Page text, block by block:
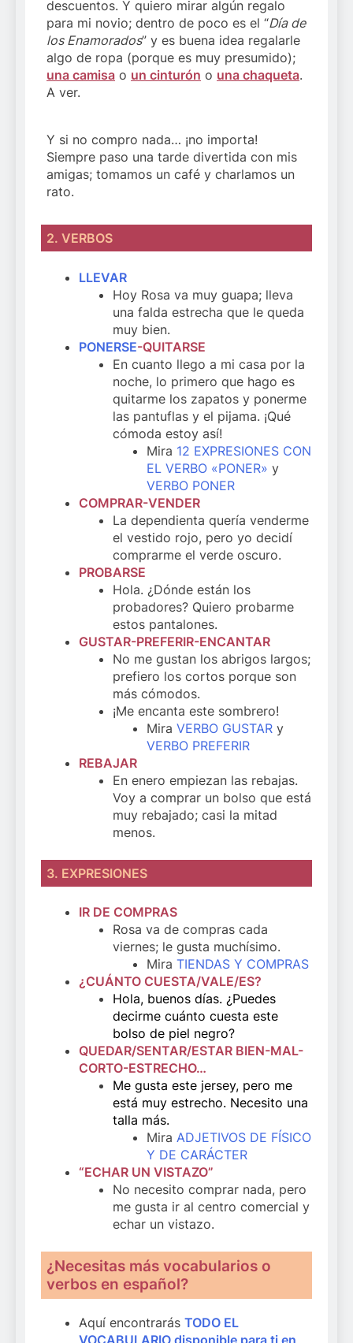
descuentos. Y quiero mirar algún regalo
para mi novio; dentro de poco es el “Día de
los Enamorados” y es buena idea regalarle
algo de ropa (porque es muy presumido);
una camisa o un cinturón o una chaqueta.
A ver.
Y si no compro nada… ¡no importa!
Siempre paso una tarde divertida con mis
amigas; tomamos un café y charlamos un
rato.
2. VERBOS
LLEVAR
Hoy Rosa va muy guapa; lleva
una falda estrecha que le queda
muy bien.
PONERSE-QUITARSE
En cuanto llego a mi casa por la
noche, lo primero que hago es
quitarme los zapatos y ponerme
las pantuflas y el pijama. ¡Qué
cómoda estoy así!
Mira 12 EXPRESIONES CON
EL VERBO «PONER» y
VERBO PONER
COMPRAR-VENDER
La dependienta quería venderme
el vestido rojo, pero yo decidí
comprarme el verde oscuro.
PROBARSE
Hola. ¿Dónde están los
probadores? Quiero probarme
estos pantalones.
GUSTAR-PREFERIR-ENCANTAR
No me gustan los abrigos largos;
prefiero los cortos porque son
más cómodos.
¡Me encanta este sombrero!
MiraVERBO GUSTAR y
VERBO PREFERIR
REBAJAR
En enero empiezan las rebajas.
Voy a comprar un bolso que está
muy rebajado; casi la mitad
menos.
3. EXPRESIONES
IR DE COMPRAS
Rosa va de compras cada
viernes; le gusta muchísimo.
Mira TIENDAS Y COMPRAS
¿CUÁNTO CUESTA/VALE/ES?
Hola, buenos días. ¿Puedes
decirme cuánto cuesta este
bolso de piel negro?
QUEDAR/SENTAR/ESTAR BIEN-MAL-
CORTO-ESTRECHO…
Me gusta este jersey, pero me
está muy estrecho. Necesito una
talla más.
Mira ADJETIVOS DE FÍSICO
Y DE CARÁCTER
“ECHAR UN VISTAZO”
No necesito comprar nada, pero
me gusta ir al centro comercial y
echar un vistazo.
¿Necesitas más vocabularios o
verbos en español?
Aquí encontrarás TODO EL
VOCABULARIO disponible para ti en